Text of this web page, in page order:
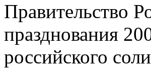
Правительство
празднования
российского